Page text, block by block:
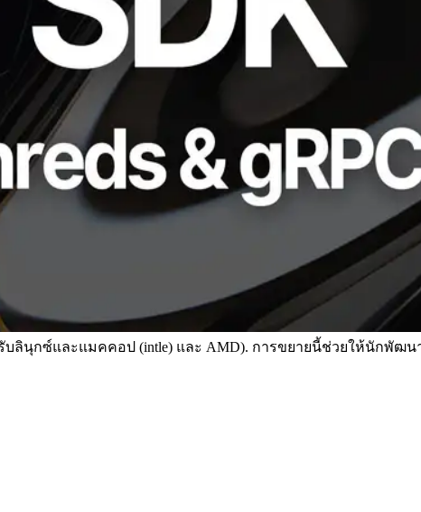
นุกซ์และแมคคอป (intle) และ AMD). การขยายนี้ช่วยให้นักพัฒน